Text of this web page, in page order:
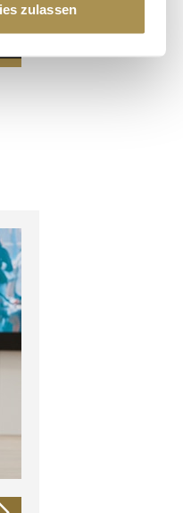
im
zu können
Informationen
Ihrer Nutzung
zulassen